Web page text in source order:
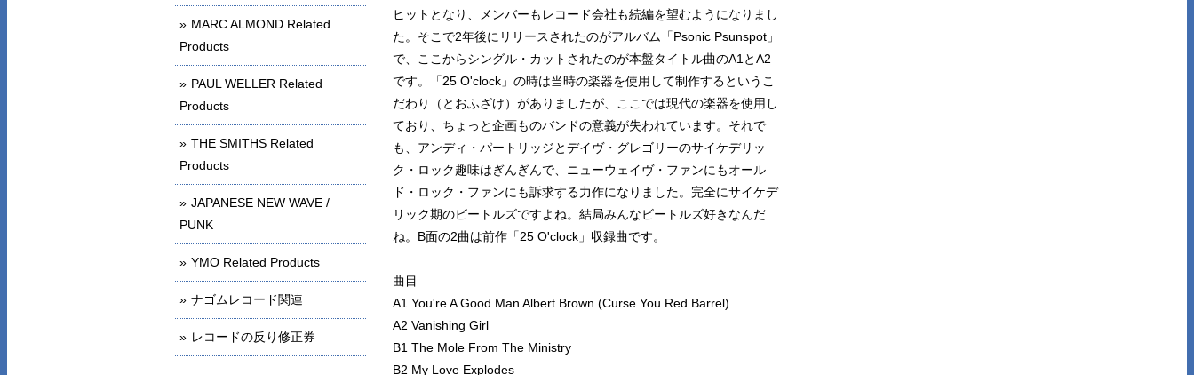
ヒットとなり、メンバーもレコード会社も続編を望むようになりまし
た。そこで2年後にリリースされたのがアルバム「Psonic Psunspot」
で、ここからシングル・カットされたのが本盤タイトル曲のA1とA2
です。「25 O'clock」の時は当時の楽器を使用して制作するというこ
だわり（とおふざけ）がありましたが、ここでは現代の楽器を使用し
ており、ちょっと企画ものバンドの意義が失われています。それで
も、アンディ・パートリッジとデイヴ・グレゴリーのサイケデリッ
ク・ロック趣味はぎんぎんで、ニューウェイヴ・ファンにもオール
ド・ロック・ファンにも訴求する力作になりました。完全にサイケデ
リック期のビートルズですよね。結局みんなビートルズ好きなんだ
ね。B面の2曲は前作「25 O'clock」収録曲です。
曲目
A1 You're A Good Man Albert Brown (Curse You Red Barrel)
A2 Vanishing Girl
B1 The Mole From The Ministry
B2 My Love Explodes
MARC ALMOND Related
Products
PAUL WELLER Related
Products
THE SMITHS Related
Products
JAPANESE NEW WAVE /
PUNK
YMO Related Products
ナゴムレコード関連
レコードの反り修正券